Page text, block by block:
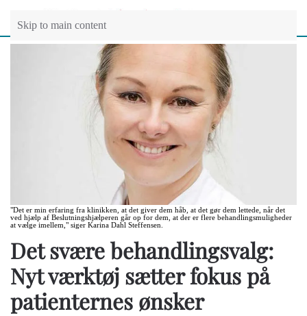
Skip to main content
"Det er min erfaring fra klinikken, at det giver dem håb, at det gør dem lettede, når det
ved hjælp af Beslutningshjælperen går op for dem, at der er flere behandlingsmuligheder
at vælge imellem," siger Karina Dahl Steffensen.
Det svære behandlingsvalg:
Nyt værktøj sætter fokus på
patienternes ønsker